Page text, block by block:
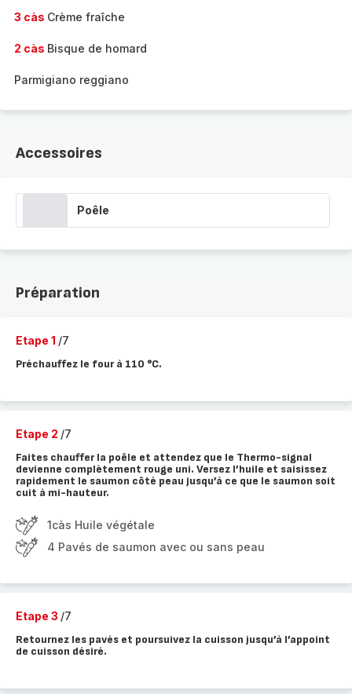
3 càs Crème fraîche
2 càs Bisque de homard
Parmigiano reggiano
Accessoires
Poêle
Préparation
Etape 1 /7
Préchauffez le four à 110 °C.
Etape 2 /7
Faites chauffer la poêle et attendez que le Thermo-signal
devienne complètement rouge uni. Versez l’huile et saisissez
rapidement le saumon côté peau jusqu’à ce que le saumon soit
cuit à mi-hauteur.
1càs Huile végétale
4 Pavés de saumon avec ou sans peau
Etape 3 /7
Retournez les pavés et poursuivez la cuisson jusqu’à l’appoint
de cuisson désiré.